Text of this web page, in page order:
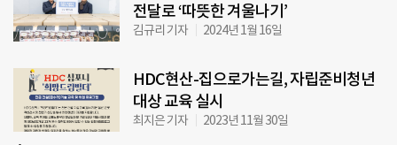
전달로 ‘따뜻한 겨울나기’
김규리 기자 2024년 1월 16일
HDC현산-집으로가는길, 자립준비청년
대상 교육 실시
최지은 기자 2023년 11월 30일